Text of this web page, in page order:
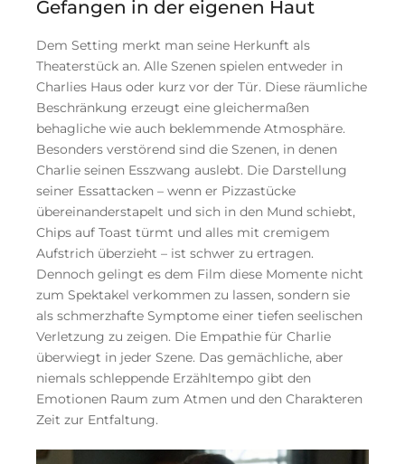
Gefangen in der eigenen Haut
Dem Setting merkt man seine Herkunft als
Theaterstück an. Alle Szenen spielen entweder in
Charlies Haus oder kurz vor der Tür. Diese räumliche
Beschränkung erzeugt eine gleichermaßen
behagliche wie auch beklemmende Atmosphäre.
Besonders verstörend sind die Szenen, in denen
Charlie seinen Esszwang auslebt. Die Darstellung
seiner Essattacken – wenn er Pizzastücke
übereinanderstapelt und sich in den Mund schiebt,
Chips auf Toast türmt und alles mit cremigem
Aufstrich überzieht – ist schwer zu ertragen.
Dennoch gelingt es dem Film diese Momente nicht
zum Spektakel verkommen zu lassen, sondern sie
als schmerzhafte Symptome einer tiefen seelischen
Verletzung zu zeigen. Die Empathie für Charlie
überwiegt in jeder Szene. Das gemächliche, aber
niemals schleppende Erzähltempo gibt den
Emotionen Raum zum Atmen und den Charakteren
Zeit zur Entfaltung.